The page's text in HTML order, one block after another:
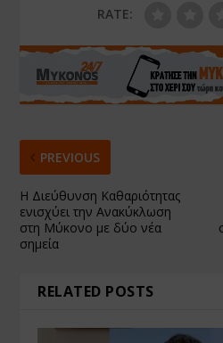
RATE:
PREVIOUS
Η Διεύθυνση Καθαριότητας
ενισχύει την Ανακύκλωση
στη Μύκονο με δύο νέα
σημεία
RELATED POSTS